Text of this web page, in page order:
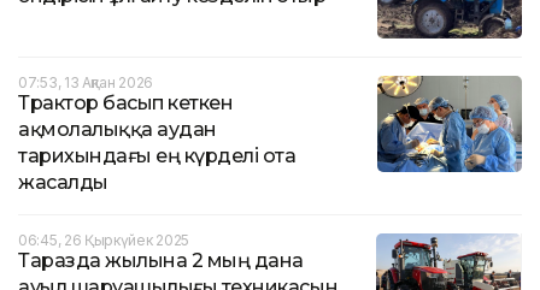
07:53, 13 Ақпан 2026
Трактор басып кеткен
ақмолалыққа аудан
тарихындағы ең күрделі ота
жасалды
06:45, 26 Қыркүйек 2025
Таразда жылына 2 мың дана